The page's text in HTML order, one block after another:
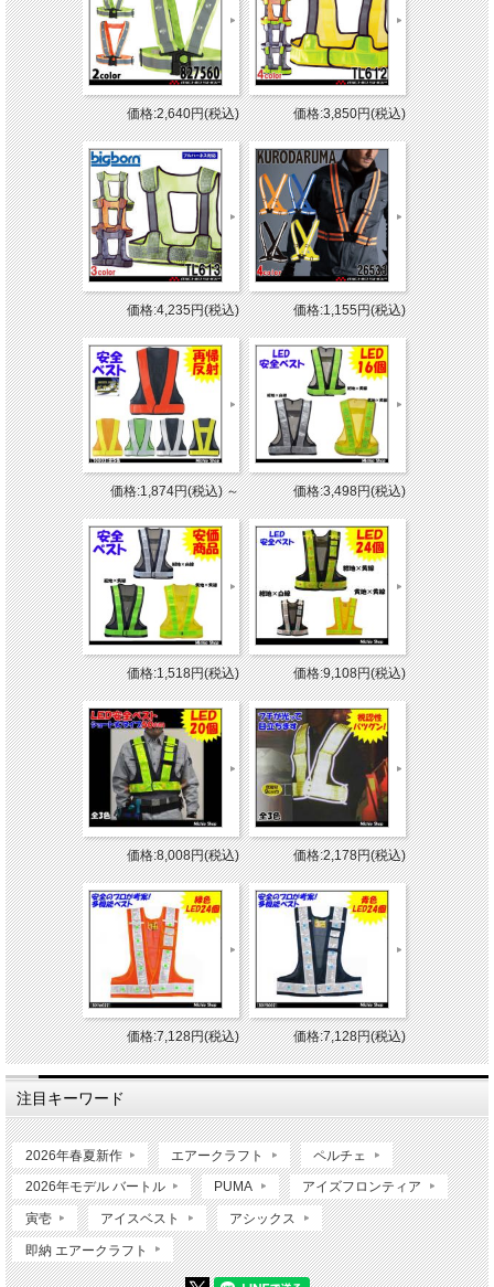
価格:2,640円(税込) 価格:3,850円(税込)
価格:4,235円(税込) 価格:1,155円(税込)
価格:1,874円(税込)～ 価格:3,498円(税込)
価格:1,518円(税込) 価格:9,108円(税込)
価格:8,008円(税込) 価格:2,178円(税込)
価格:7,128円(税込) 価格:7,128円(税込)
注目キーワード
2026年春夏新作 エアークラフト ペルチェ
2026年モデル バートル PUMA アイズフロンティア
寅壱 アイスベスト アシックス
即納 エアークラフト